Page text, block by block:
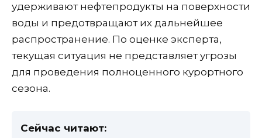
удерживают нефтепродукты на поверхности
воды и предотвращают их дальнейшее
распространение. По оценке эксперта,
текущая ситуация не представляет угрозы
для проведения полноценного курортного
сезона.
Сейчас читают: